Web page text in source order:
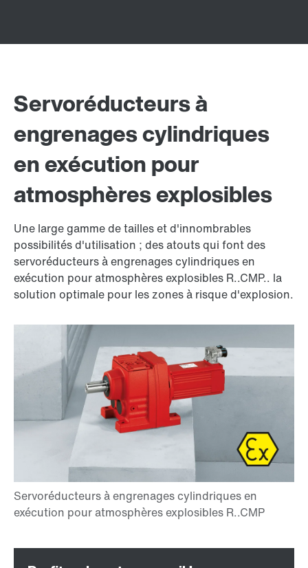
Servoréducteurs à
engrenages cylindriques
en exécution pour
atmosphères explosibles
Une large gamme de tailles et d'innombrables
possibilités d'utilisation ; des atouts qui font des
servoréducteurs à engrenages cylindriques en
exécution pour atmosphères explosibles R..CMP.. la
solution optimale pour les zones à risque d'explosion.